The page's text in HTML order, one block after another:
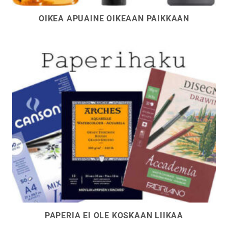
OIKEA APUAINE OIKEAAN PAIKKAAN
PAPERIA EI OLE KOSKAAN LIIKAA